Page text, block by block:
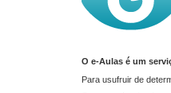
O e-Aulas é um
Para usufruir de